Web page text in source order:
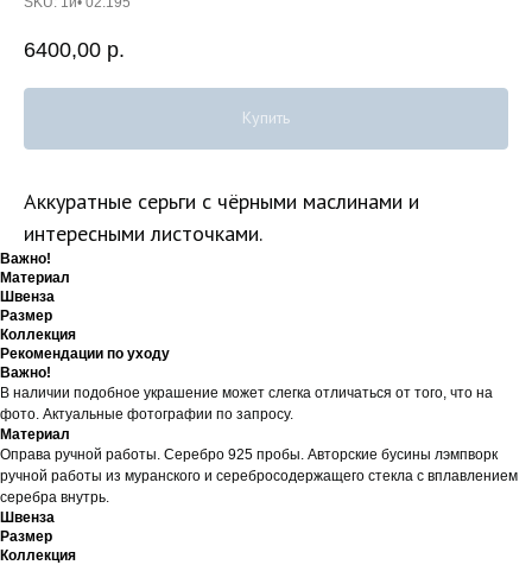
6400,00 р.
Купить
Аккуратные серьги с чёрными маслинами и
интересными листочками.
Важно!
Материал
Швенза
Размер
Коллекция
Рекомендации по уходу
Важно!
В наличии подобное украшение может слегка отличаться от того, что на
фото. Актуальные фотографии по запросу.
Материал
Оправа ручной работы. Серебро 925 пробы. Авторские бусины лэмпворк
ручной работы из муранского и серебросодержащего стекла с вплавлением
серебра внутрь.
Швенза
Размер
Коллекция